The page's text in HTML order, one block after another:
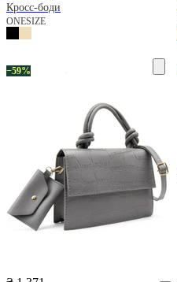
Кросс-боди
ONESIZE
−59%